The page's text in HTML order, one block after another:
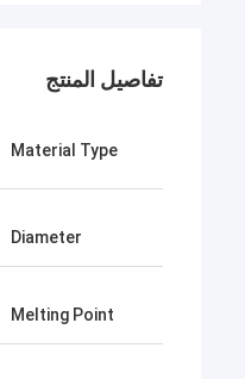
تفاصيل المنتج
Material Type
Diameter
Melting Point